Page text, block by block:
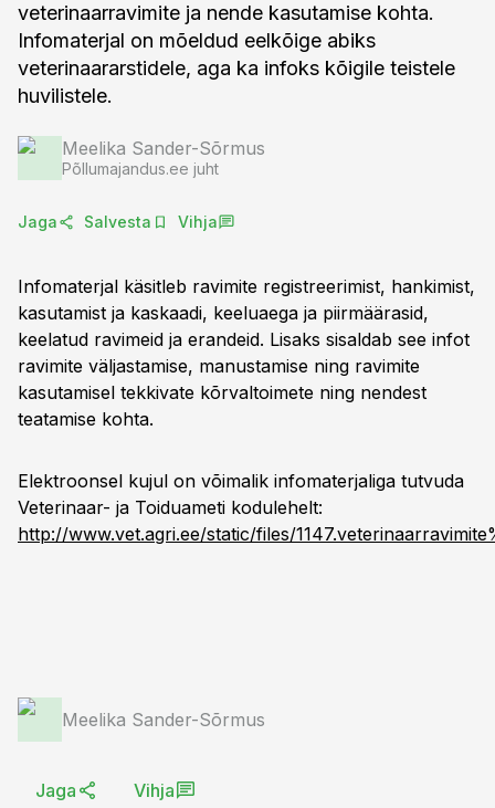
veterinaarravimite ja nende kasutamise kohta.
Infomaterjal on mõeldud eelkõige abiks
veterinaararstidele, aga ka infoks kõigile teistele
huvilistele.
Meelika Sander-Sõrmus
Põllumajandus.ee juht
Jaga Salvesta Vihja
Infomaterjal käsitleb ravimite registreerimist, hankimist,
kasutamist ja kaskaadi, keeluaega ja piirmäärasid,
keelatud ravimeid ja erandeid. Lisaks sisaldab see infot
ravimite väljastamise, manustamise ning ravimite
kasutamisel tekkivate kõrvaltoimete ning nendest
teatamise kohta.
Elektroonsel kujul on võimalik infomaterjaliga tutvuda
Veterinaar- ja Toiduameti kodulehelt:
http://www.vet.agri.ee/static/files/
Meelika Sander-Sõrmus
Jaga Vihja